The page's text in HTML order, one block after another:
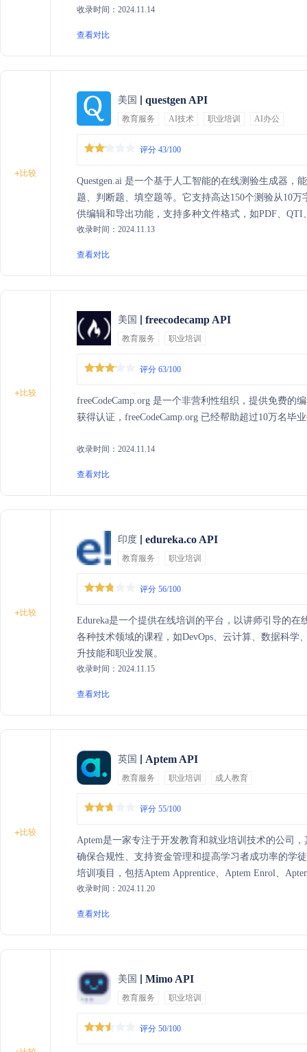
收录时间：2024.11.14
查看对比
+比较
美国 questgen API
教育服务 AI技术 职业培训 AI办公
评分 43/100
Questgen.ai 是一个基于人工智能的在线测验生成器
题、判断题、填空题等。它支持高达150个测验从10
供编辑和导出功能，支持多种文件格式，如PDF、QTI
收录时间：2024.11.13
查看对比
+比较
美国 freecodecamp API
教育服务 职业培训
评分 63/100
freeCodeCamp.org 是一个非营利性组织，提供免费
获得认证，freeCodeCamp.org 已经帮助超过10万名毕
收录时间：2024.11.14
查看对比
+比较
印度 edureka.co API
教育服务 职业培训
评分 56/100
Edureka是一个提供在线培训的平台，以讲师引导的
各种技术领域的课程，如DevOps、云计算、数据科
升技能和职业发展。
收录时间：2024.11.15
查看对比
+比较
英国 Aptem API
教育服务 职业培训 成人教育
评分 55/100
Aptem是一家专注于开发教育和就业培训技术的公司
确保合规性、支持资金管理和提高学习者成功率的学
培训项目，包括Aptem Apprentice、Aptem Enrol、
交付。
收录时间：2024.11.20
查看对比
美国 Mimo API
教育服务 职业培训
评分 50/100